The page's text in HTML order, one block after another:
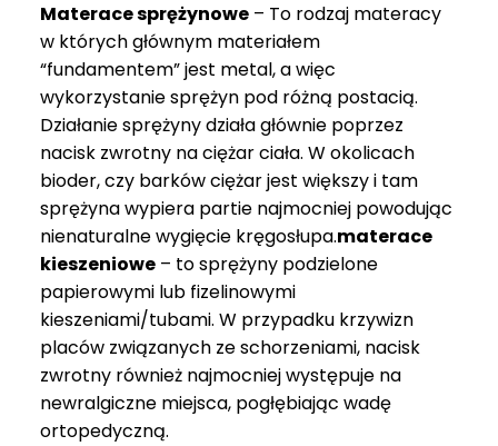
749 zł
Materace sprężynowe – To rodzaj materacy
w których głównym materiałem
“fundamentem” jest metal, a więc
wykorzystanie sprężyn pod różną postacią.
Działanie sprężyny działa głównie poprzez
nacisk zwrotny na ciężar ciała. W okolicach
bioder, czy barków ciężar jest większy i tam
sprężyna wypiera partie najmocniej powodując
nienaturalne wygięcie kręgosłupa.materace
kieszeniowe – to sprężyny podzielone
papierowymi lub fizelinowymi
kieszeniami/tubami. W przypadku krzywizn
placów związanych ze schorzeniami, nacisk
zwrotny również najmocniej występuje na
newralgiczne miejsca, pogłębiając wadę
ortopedyczną.